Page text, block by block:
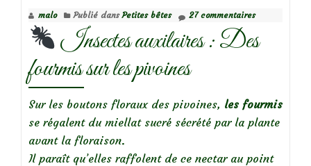
pucerons
malo Publié dansPetites bêtes 27 commentaires
Insectes auxilaires : Des
fourmis sur les pivoines
Sur les boutons floraux des pivoines, les fourmis
se régalent du miellat sucré sécrété par la plante
avant la floraison.
Il paraît qu’elles raffolent de ce nectar au point